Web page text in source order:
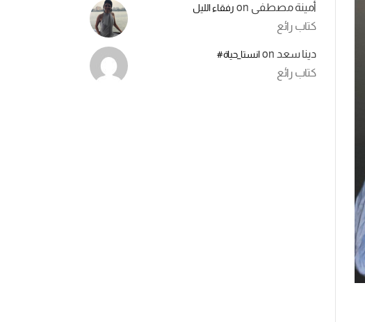
أمينة مصطفى on رفقاء الليل
كتاب رائع
دينا سعد onانستا_حياة#
كتاب رائع